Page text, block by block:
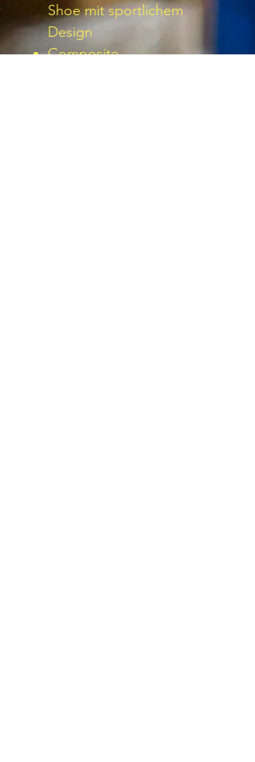
Shoe mit sportlichem
Design
Composite-